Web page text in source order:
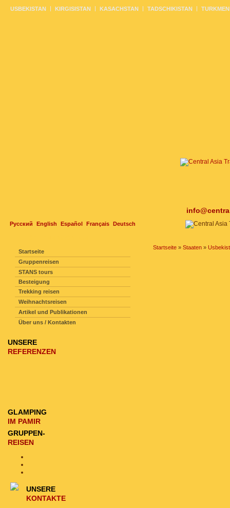
Русский English Español Français Deutsch
USBEKISTAN KIRGISISTAN KASACHSTAN TADSCHIKISTAN
Startseite » Staaten »
Startseite
Gruppenreisen
STANS tours
Besteigung
Trekking reisen
Weihnachtsreisen
Artikel und Publikationen
Über uns / Kontakten
UNSERE
REFERENZEN
GLAMPING
IM PAMIR
GRUPPEN-
REISEN
UNSERE
KONTAKTE